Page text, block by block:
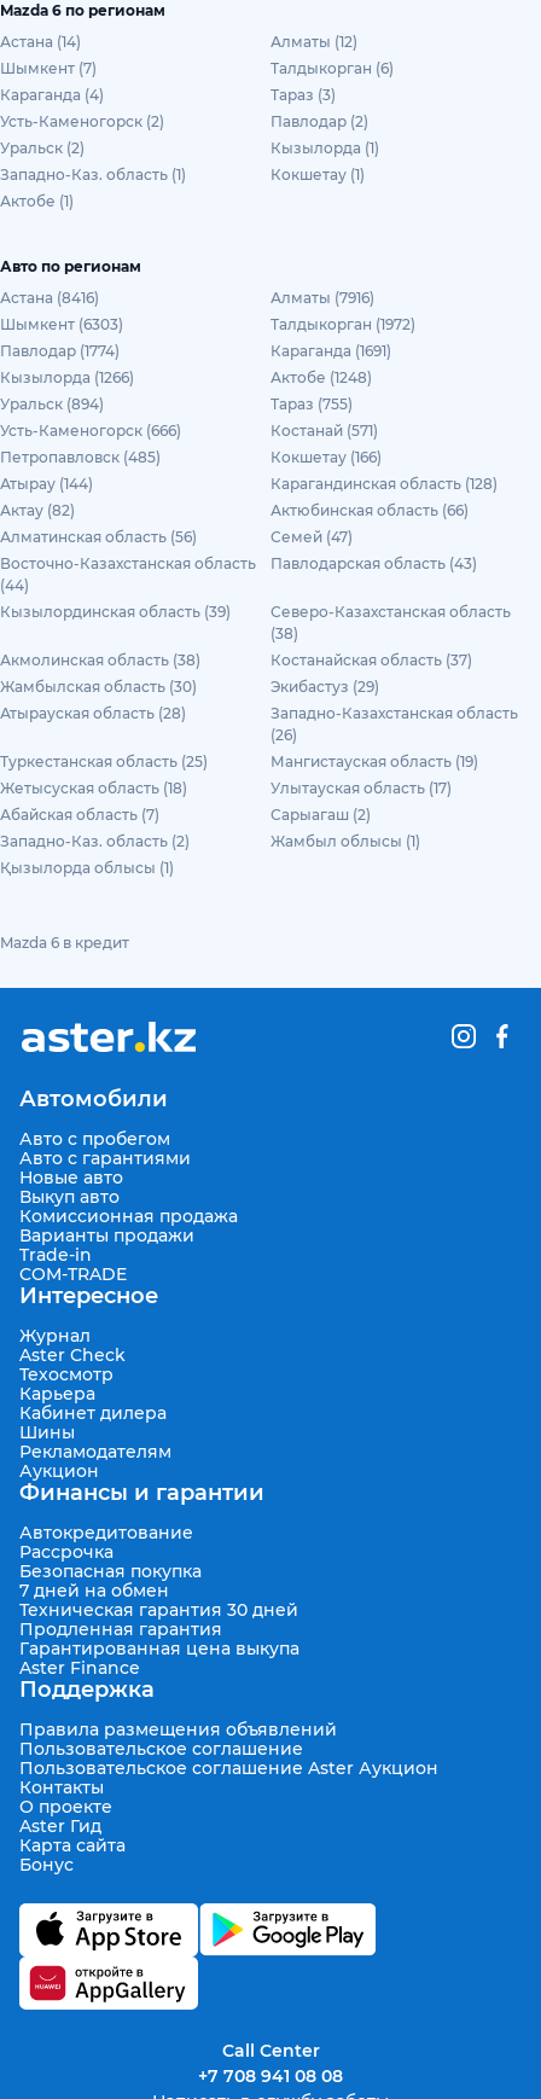
Mazda 6 по регионам
Астана (14)
Алматы (12)
Шымкент (7)
Талдыкорган (6)
Караганда (4)
Тараз (3)
Усть-Каменогорск (2)
Павлодар (2)
Уральск (2)
Кызылорда (1)
Западно-Каз. область (1)
Кокшетау (1)
Актобе (1)
Авто по регионам
Астана (8416)
Алматы (7916)
Шымкент (6303)
Талдыкорган (1972)
Павлодар (1774)
Караганда (1691)
Кызылорда (1266)
Актобе (1248)
Уральск (894)
Тараз (755)
Усть-Каменогорск (666)
Костанай (571)
Петропавловск (485)
Кокшетау (166)
Атырау (144)
Карагандинская область (128)
Актау (82)
Актюбинская область (66)
Алматинская область (56)
Семей (47)
Восточно-Казахстанская область
(44)
Павлодарская область (43)
Кызылординская область (39)
Северо-Казахстанская область
(38)
Акмолинская область (38)
Костанайская область (37)
Жамбылская область (30)
Экибастуз (29)
Атырауская область (28)
Западно-Казахстанская область
(26)
Туркестанская область (25)
Мангистауская область (19)
Жетысуская область (18)
Улытауская область (17)
Абайская область (7)
Сарыагаш (2)
Западно-Каз. область (2)
Жамбыл облысы (1)
Қызылорда облысы (1)
Mazda 6 в кредит
Автомобили
Авто с пробегом
Авто с гарантиями
Новые авто
Выкуп авто
Комиссионная продажа
Варианты продажи
Trade-in
COM-TRADE
Интересное
Журнал
Aster Check
Техосмотр
Карьера
Кабинет дилера
Шины
Рекламодателям
Аукцион
Финансы и гарантии
Автокредитование
Рассрочка
Безопасная покупка
7 дней на обмен
Техническая гарантия 30 дней
Продленная гарантия
Гарантированная цена выкупа
Aster Finance
Поддержка
Правила размещения объявлений
Пользовательское соглашение
Пользовательское соглашение Aster Аукцион
Контакты
О проекте
Aster Гид
Карта сайта
Бонус
Call Center
+7 708 941 08 08